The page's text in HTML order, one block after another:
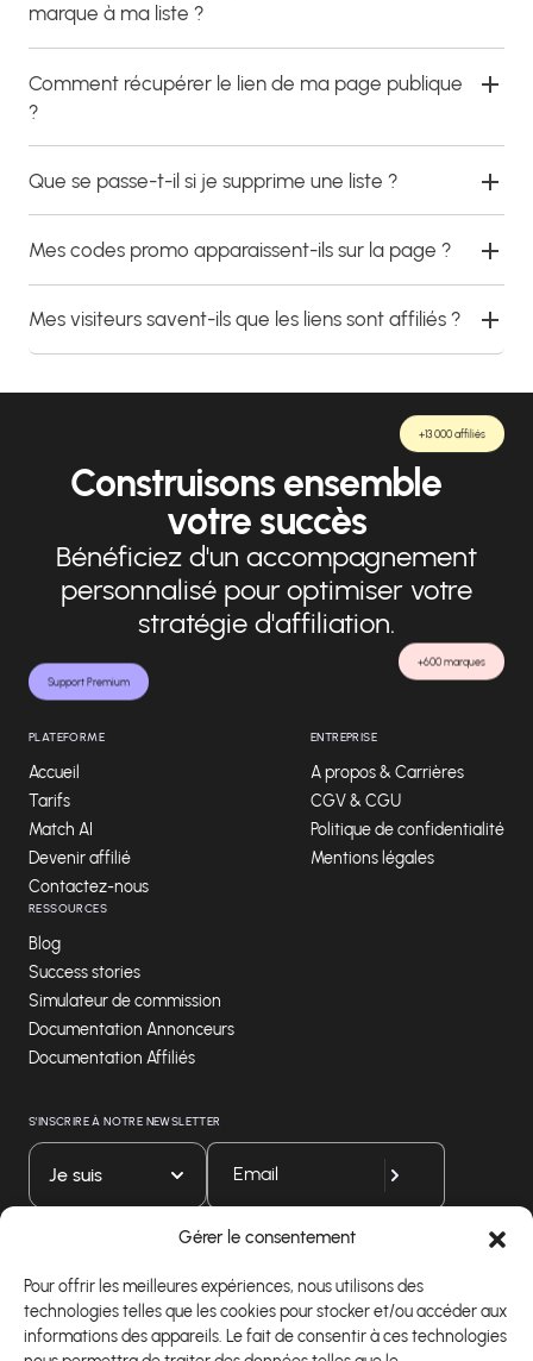
Gérer le consentement
Pour offrir les meilleures expériences, nous utilisons des
technologies telles que les cookies pour stocker et/ou accéder aux
informations des appareils. Le fait de consentir à ces technologies
marque à ma liste ?
Comment récupérer le lien de ma page publique
?
Que se passe-t-il si je supprime une liste ?
Mes codes promo apparaissent-ils sur la page ?
Mes visiteurs savent-ils que les liens sont affiliés ?
Support Premium
+600 marques
+13 000 affiliés
Construisons ensemble
votre succès
Bénéficiez d'un accompagnement
personnalisé pour optimiser votre
stratégie d'affiliation.
PLATEFORME
Accueil
Tarifs
Match AI
Devenir affilié
Contactez-nous
ENTREPRISE
A propos & Carrières
CGV & CGU
Politique de confidentialité
Mentions légales
RESSOURCES
Blog
Success stories
Simulateur de commission
Documentation Annonceurs
Documentation Affiliés
S'INSCRIRE À NOTRE NEWSLETTER
Je suis
Téléchargez notre application